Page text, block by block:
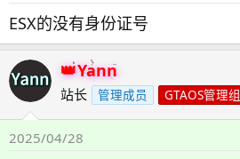
ESX的没有身份证号
Yann
站长 管理成员 GTAOS管理组
2025/04/28